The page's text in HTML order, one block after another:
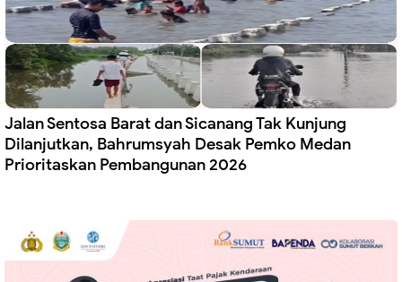
Jalan Sentosa Barat dan Sicanang Tak Kunjung
Dilanjutkan, Bahrumsyah Desak Pemko Medan
Prioritaskan Pembangunan 2026